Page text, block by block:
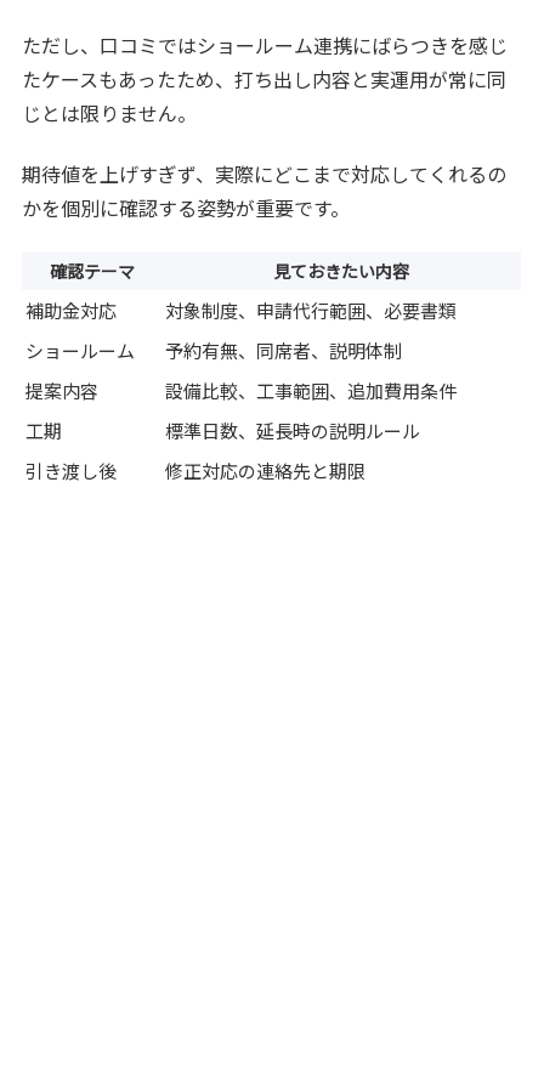
ただし、口コミではショールーム連携にばらつきを感じ
たケースもあったため、打ち出し内容と実運用が常に同
じとは限りません。
期待値を上げすぎず、実際にどこまで対応してくれるの
かを個別に確認する姿勢が重要です。
確認テーマ 見ておきたい内容
補助金対応
対象制度、申請代行範囲、必要書類
ショールーム
予約有無、同席者、説明体制
提案内容
設備比較、工事範囲、追加費用条件
工期
標準日数、延長時の説明ルール
引き渡し後
修正対応の連絡先と期限